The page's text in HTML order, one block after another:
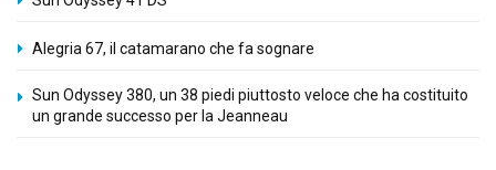
Alegria 67, il catamarano che fa sognare
Sun Odyssey 380, un 38 piedi piuttosto veloce che ha costituito
un grande successo per la Jeanneau